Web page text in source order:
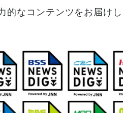
的なコンテンツをお届け